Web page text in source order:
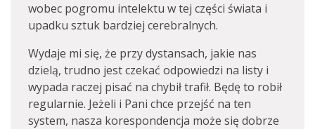
wobec pogromu intelektu w tej części świata i
upadku sztuk bardziej cerebralnych.
Wydaje mi się, że przy dystansach, jakie nas
dzielą, trudno jest czekać odpowiedzi na listy i
wypada raczej pisać na chybił trafił. Będę to robił
regularnie. Jeżeli i Pani chce przejść na ten
system, nasza korespondencja może się dobrze